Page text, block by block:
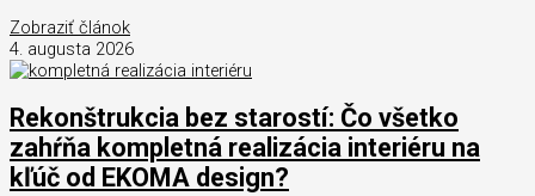
Zobraziť článok
4. augusta 2026
Rekonštrukcia bez starostí: Čo všetko
zahŕňa kompletná realizácia interiéru na
kľúč od EKOMA design?